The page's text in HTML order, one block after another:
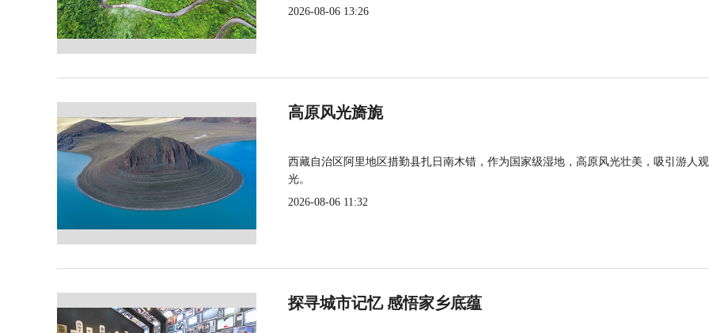
2026-08-06 13:26
高原风光旖旎
西藏自治区阿里地区措勤县扎日南木错，作为国家级湿地，高原风光壮美，吸引游人观
光。
2026-08-06 11:32
探寻城市记忆 感悟家乡底蕴